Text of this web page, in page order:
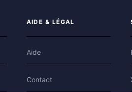
AIDE & LÉGAL
Aide
Contact